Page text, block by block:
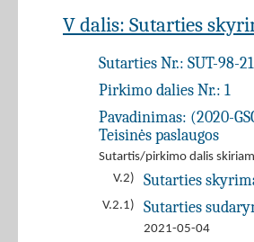
V dalis: Sutarties
Sutarties Nr.: SUT-98-21
Pirkimo dalies Nr.: 1
Pavadinimas: (2020-
Teisinės paslaugos
Sutartis/pirkimo dalis
V.2)
Sutarties
V.2.1) Sutarties
2021-05-04